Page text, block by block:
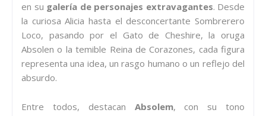
en su galería de personajes extravagantes. Desde
la curiosa Alicia hasta el desconcertante Sombrerero
Loco, pasando por el Gato de Cheshire, la oruga
Absolen o la temible Reina de Corazones, cada figura
representa una idea, un rasgo humano o un reflejo del
absurdo.
Entre todos, destacan Absolem, con su tono